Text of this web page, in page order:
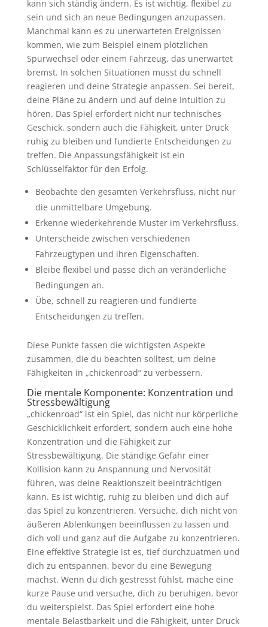
kann sich ständig ändern. Es ist wichtig, flexibel zu
sein und sich an neue Bedingungen anzupassen.
Manchmal kann es zu unerwarteten Ereignissen
kommen, wie zum Beispiel einem plötzlichen
Spurwechsel oder einem Fahrzeug, das unerwartet
bremst. In solchen Situationen musst du schnell
reagieren und deine Strategie anpassen. Sei bereit,
deine Pläne zu ändern und auf deine Intuition zu
hören. Das Spiel erfordert nicht nur technisches
Geschick, sondern auch die Fähigkeit, unter Druck
ruhig zu bleiben und fundierte Entscheidungen zu
treffen. Die Anpassungsfähigkeit ist ein
Schlüsselfaktor für den Erfolg.
Beobachte den gesamten Verkehrsfluss, nicht nur
die unmittelbare Umgebung.
Erkenne wiederkehrende Muster im Verkehrsfluss.
Unterscheide zwischen verschiedenen
Fahrzeugtypen und ihren Eigenschaften.
Bleibe flexibel und passe dich an veränderliche
Bedingungen an.
Übe, schnell zu reagieren und fundierte
Entscheidungen zu treffen.
Diese Punkte fassen die wichtigsten Aspekte
zusammen, die du beachten solltest, um deine
Fähigkeiten in „chickenroad“ zu verbessern.
Die mentale Komponente: Konzentration und
Stressbewältigung
„chickenroad“ ist ein Spiel, das nicht nur körperliche
Geschicklichkeit erfordert, sondern auch eine hohe
Konzentration und die Fähigkeit zur
Stressbewältigung. Die ständige Gefahr einer
Kollision kann zu Anspannung und Nervosität
führen, was deine Reaktionszeit beeinträchtigen
kann. Es ist wichtig, ruhig zu bleiben und dich auf
das Spiel zu konzentrieren. Versuche, dich nicht von
äußeren Ablenkungen beeinflussen zu lassen und
dich voll und ganz auf die Aufgabe zu konzentrieren.
Eine effektive Strategie ist es, tief durchzuatmen und
dich zu entspannen, bevor du eine Bewegung
machst. Wenn du dich gestresst fühlst, mache eine
kurze Pause und versuche, dich zu beruhigen, bevor
du weiterspielst. Das Spiel erfordert eine hohe
mentale Belastbarkeit und die Fähigkeit, unter Druck